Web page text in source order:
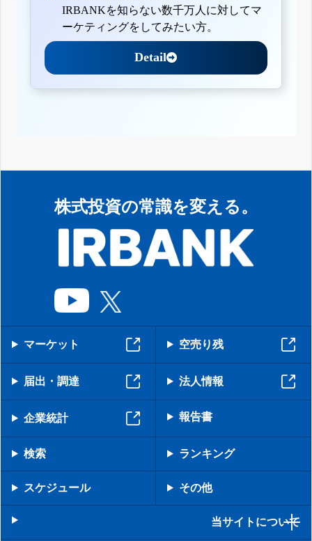
IRBANKを知らない数千万人に対してマ
ーケティングをしてみたい方。
Detail
株式投資の常識を変える。
マーケット 空売り残
届出・調達 法人情報
企業統計 報告書
検索 ランキング
スケジュール その他
当サイトについて